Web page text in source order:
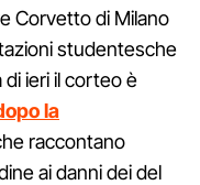
Corvetto di Milano
studentesche
ieri il corteo è
la
raccontano
ai danni dei del